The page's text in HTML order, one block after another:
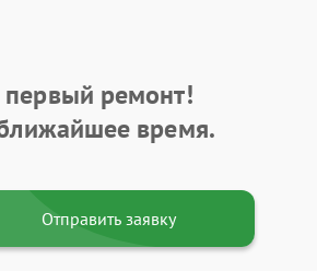
ремонт!
время.
Отправить заявку